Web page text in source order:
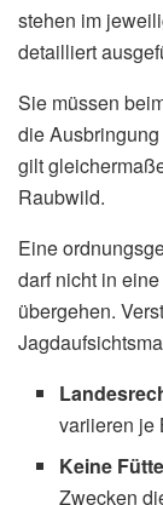
stehen im
detailliert
Sie müssen
die
gilt
Raubwild.
Eine
darf nicht in
übergehen.
variieren je
Keine
Zwecken